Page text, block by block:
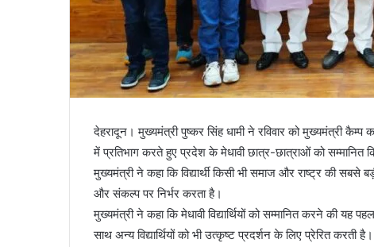
देहरादून। मुख्यमंत्री पुष्कर सिंह धामी ने रविवार को मुख्यमंत्री
में प्रतिभाग करते हुए प्रदेश के मेधावी छात्र-छात्राओं को
मुख्यमंत्री ने कहा कि विद्यार्थी किसी भी समाज और राष्ट्र की
और संकल्प पर निर्भर करता है।
मुख्यमंत्री ने कहा कि मेधावी विद्यार्थियों को सम्मानित करने की
साथ अन्य विद्यार्थियों को भी उत्कृष्ट प्रदर्शन के लिए प्रेरित करती है।